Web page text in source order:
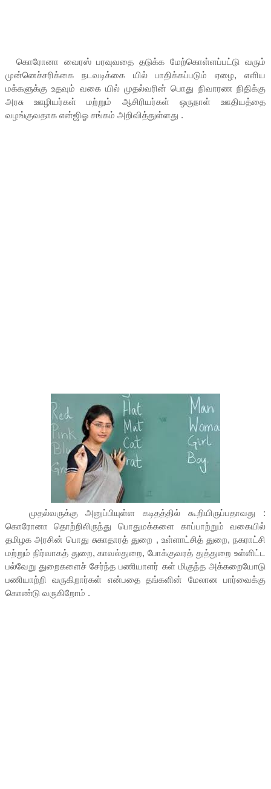
கொரோனா வைரஸ் பரவுவதை தடுக்க மேற்கொள்ளப்பட்டு வரும்
முன்னெச்சரிக்கை நடவடிக்கை யில் பாதிக்கப்படும் ஏழை, எளிய
மக்களுக்கு உதவும் வகை யில் முதல்வரின் பொது நிவாரண நிதிக்கு
அரசு ஊழியர்கள் மற்றும் ஆசிரியர்கள் ஒருநாள் ஊதியத்தை
வழங்குவதாக என்ஜிஓ சங்கம் அறிவித்துள்ளது .
முதல்வருக்கு அனுப்பியுள்ள கடிதத்தில் கூறியிருப்பதாவது :
கொரோனா தொற்றிலிருந்து பொதுமக்களை காப்பாற்றும் வகையில்
தமிழக அரசின் பொது சுகாதாரத் துறை , உள்ளாட்சித் துறை, நகராட்சி
மற்றும் நிர்வாகத் துறை, காவல்துறை, போக்குவரத் துத்துறை உள்ளிட்ட
பல்வேறு துறைகளைச் சேர்ந்த பணியாளர் கள் மிகுந்த அக்கறையோடு
பணியாற்றி வருகிறார்கள் என்பதை தங்களின் மேலான பார்வைக்கு
கொண்டு வருகிறோம் .